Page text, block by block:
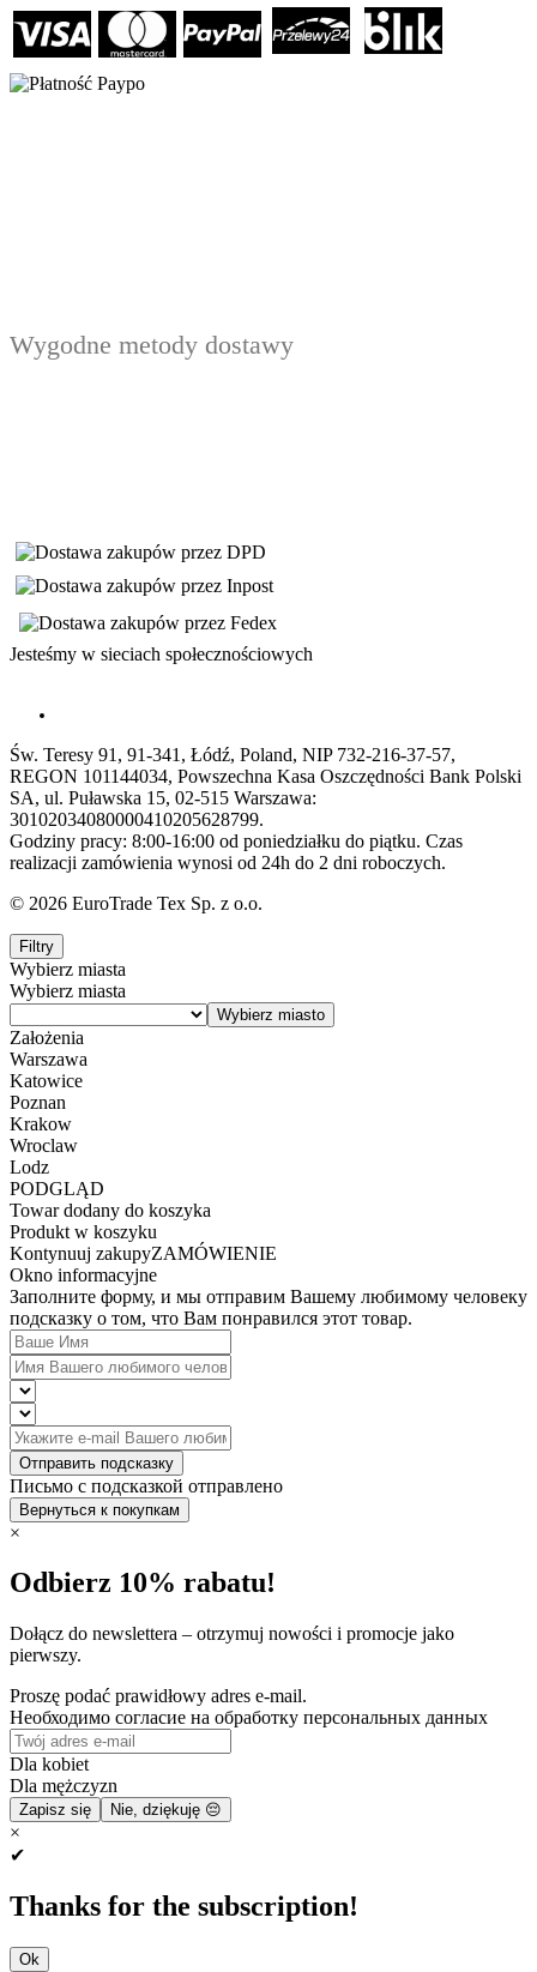
Wygodne metody dostawy
Jesteśmy w sieciach społecznościowych
Św. Teresy 91, 91-341, Łódź, Poland, NIP 732-216-37-57,
REGON 101144034, Powszechna Kasa Oszczędności Bank Polski
SA, ul. Puławska 15, 02-515 Warszawa:
30102034080000410205628799.
Godziny pracy: 8:00-16:00 od poniedziałku do piątku. Czas
realizacji zamówienia wynosi od 24h do 2 dni roboczych.
© 2026 EuroTrade Tex Sp. z o.o.
Filtry
Wybierz miasta
Wybierz miasta
Założenia
Warszawa
Katowice
Poznan
Krakow
Wroclaw
Lodz
PODGLĄD
Towar dodany do koszyka
Produkt w koszyku
Kontynuuj zakupyZAMÓWIENIE
Okno informacyjne
Заполните форму, и мы отправим Вашему любимому человеку
подсказку о том, что Вам понравился этот товар.
Отправить подсказку
Письмо с подсказкой отправлено
Вернуться к покупкам
×
Odbierz 10% rabatu!
Dołącz do newslettera – otrzymuj nowości i promocje jako
pierwszy.
Proszę podać prawidłowy adres e-mail.
Необходимо согласие на обработку персональных данных
Dla kobiet
Dla mężczyzn
Zapisz się Nie, dziękuję 😔
×
✔
Thanks for the subscription!
Ok